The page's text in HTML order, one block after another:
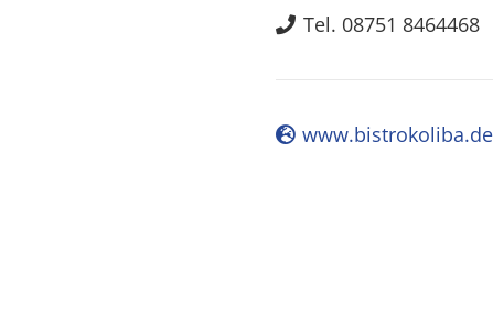
Tel. 08751 8464468
www.bistrokoliba.de